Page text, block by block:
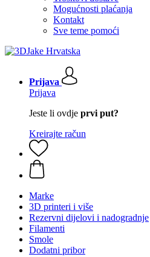
Mogućnosti plaćanja
Kontakt
Sve teme pomoći
Prijava
Prijava
Jeste li ovdje prvi put?
Kreirajte račun
Marke
3D printeri i više
Rezervni dijelovi i nadogradnje
Filamenti
Smole
Dodatni pribor